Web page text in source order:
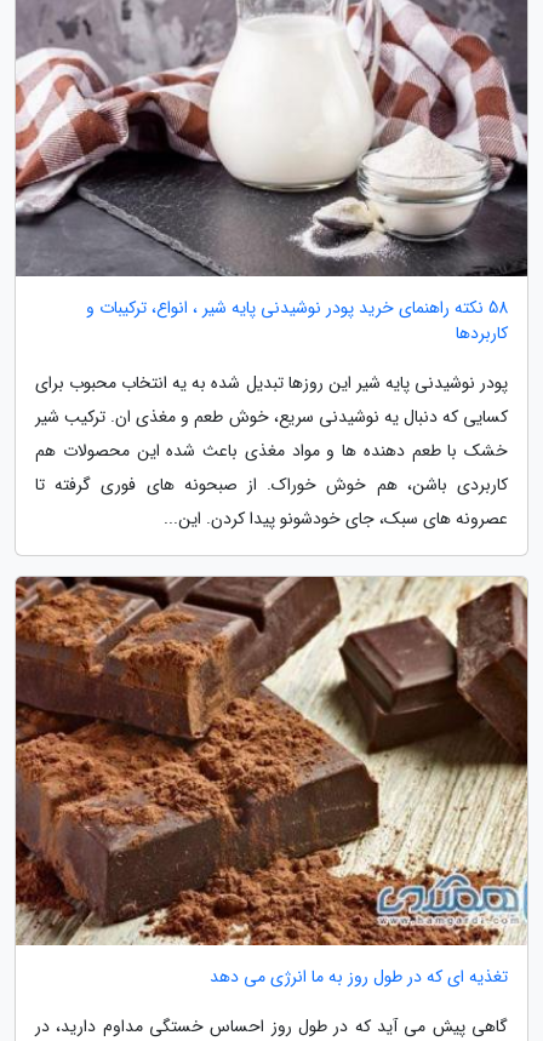
58 نکته راهنمای خرید پودر نوشیدنی پایه شیر ، انواع، ترکیبات و
کاربردها
پودر نوشیدنی پایه شیر این روزها تبدیل شده به یه انتخاب محبوب برای
کسایی که دنبال یه نوشیدنی سریع، خوش طعم و مغذی ان. ترکیب شیر
خشک با طعم دهنده ها و مواد مغذی باعث شده این محصولات هم
کاربردی باشن، هم خوش خوراک. از صبحونه های فوری گرفته تا
عصرونه های سبک، جای خودشونو پیدا کردن. این...
تغذیه ای که در طول روز به ما انرژی می دهد
گاهی پیش می آید که در طول روز احساس خستگی مداوم دارید، در